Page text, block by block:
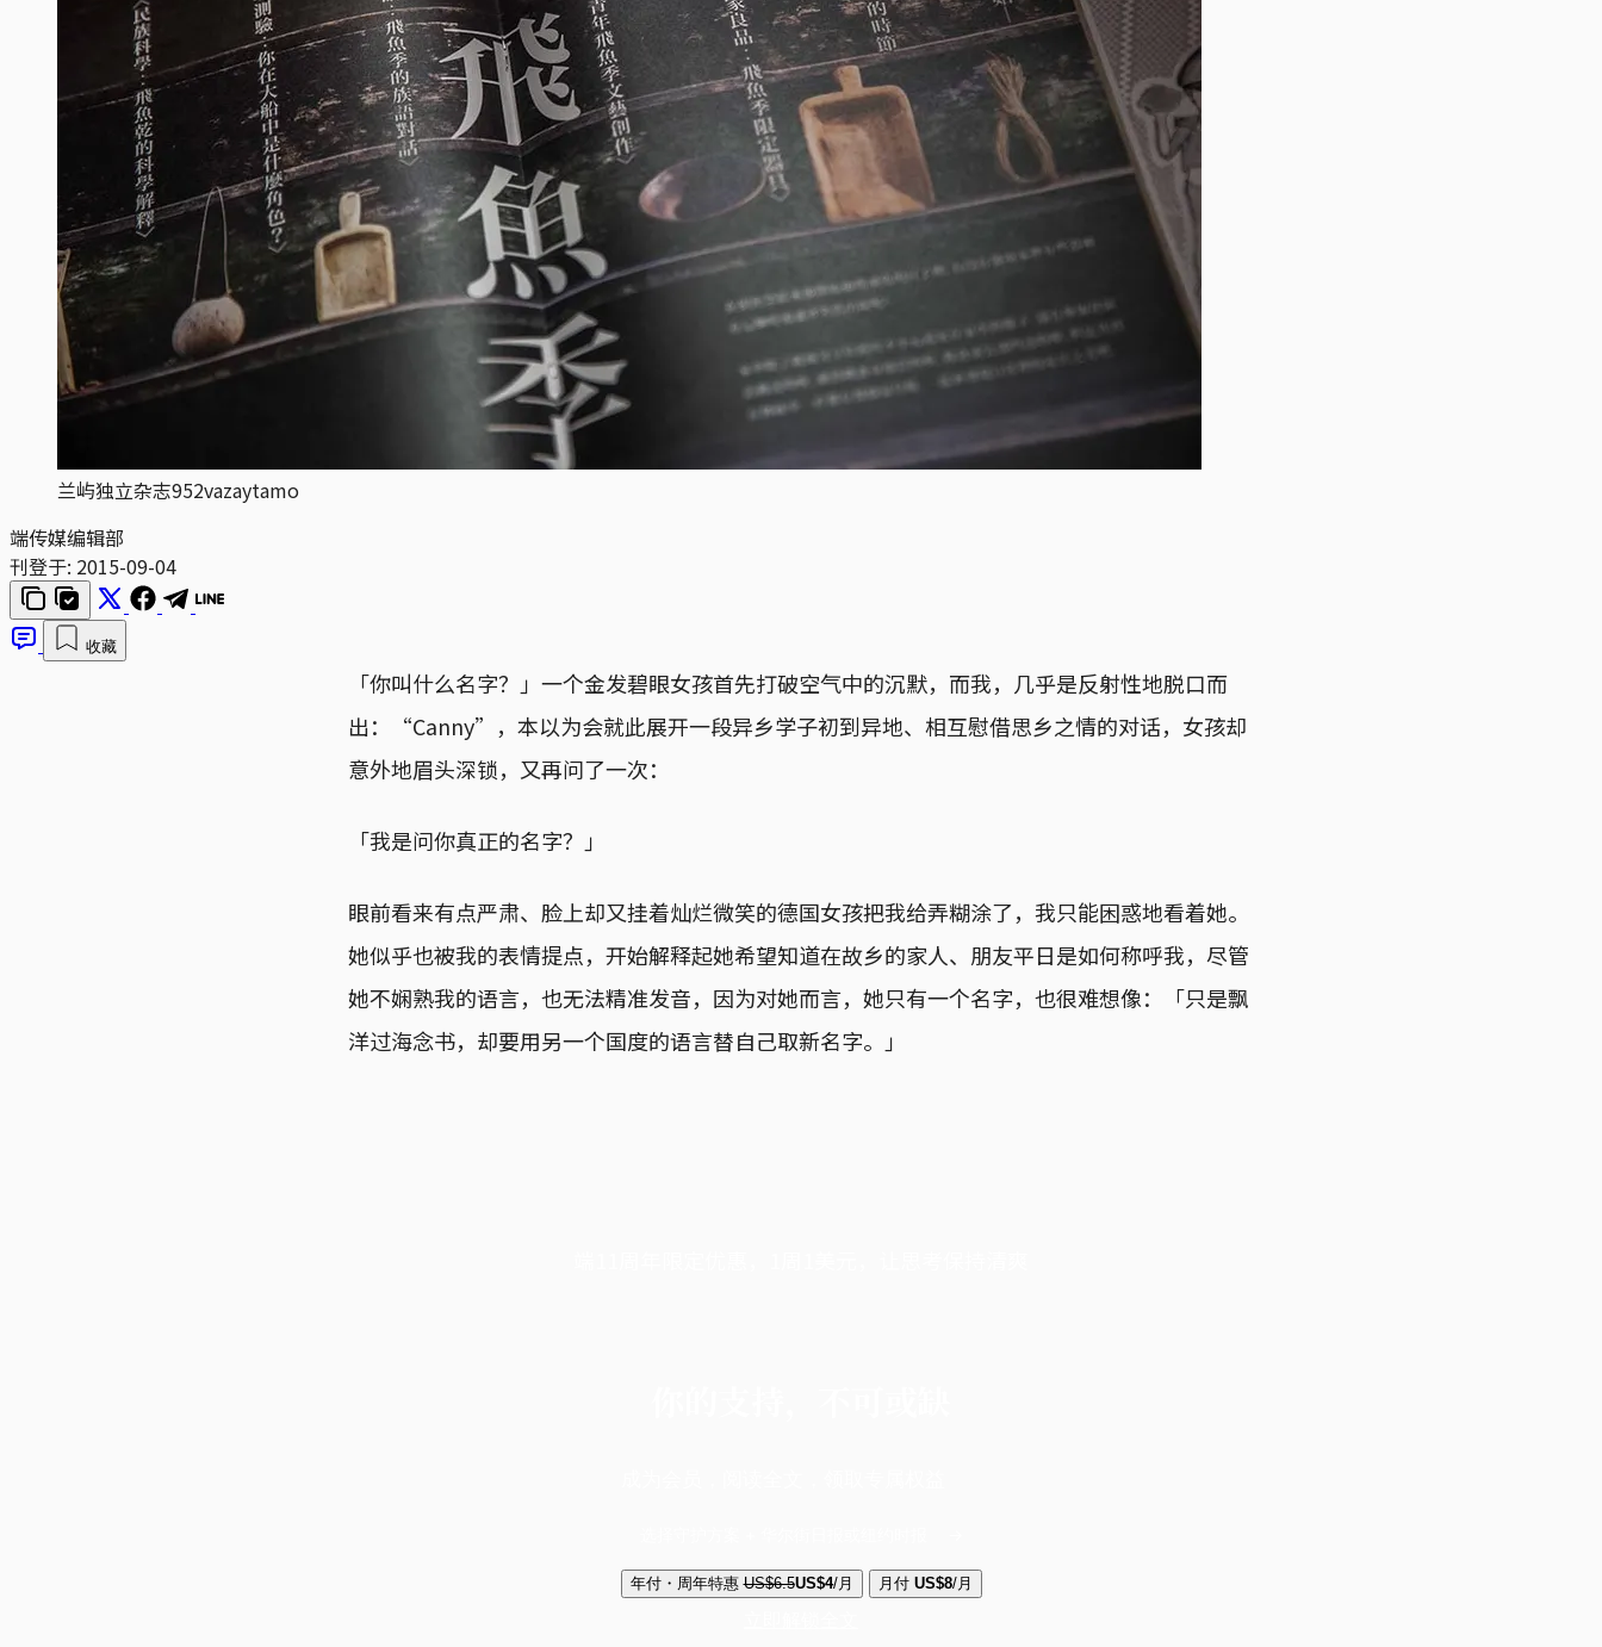
兰屿独立杂志952vazaytamo
端传媒编辑部
刊登于: 2015-09-04
收藏
「你叫什么名字？」一个金发碧眼女孩首先打破空气中的沉默，而我，几乎是反射性地脱口而
出：“Canny”，本以为会就此展开一段异乡学子初到异地、相互慰借思乡之情的对话，女孩却
意外地眉头深锁，又再问了一次：
「我是问你真正的名字？」
眼前看来有点严肃、脸上却又挂着灿烂微笑的德国女孩把我给弄糊涂了，我只能困惑地看着她。
她似乎也被我的表情提点，开始解释起她希望知道在故乡的家人、朋友平日是如何称呼我，尽管
她不娴熟我的语言，也无法精准发音，因为对她而言，她只有一个名字，也很难想像：「只是飘
洋过海念书，却要用另一个国度的语言替自己取新名字。」
年付・周年特惠 US$6.5US$4/月 月付 US$8/月